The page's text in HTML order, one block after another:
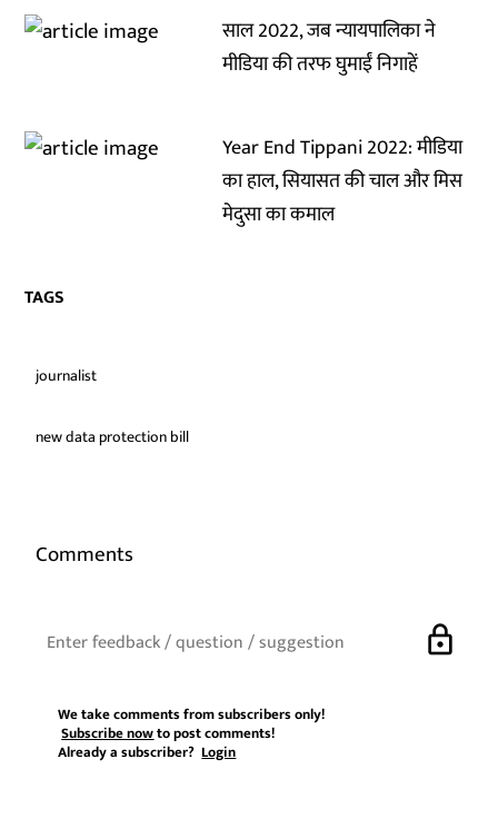
साल 2022, जब न्यायपालिका ने
मीडिया की तरफ घुमाईं निगाहें
Year End Tippani 2022: मीडिया
का हाल, सियासत की चाल और मिस
मेदुसा का कमाल
TAGS
journalist
new data protection bill
Comments
lock
We take comments from subscribers only!
Subscribe nowto post comments!
Already a subscriber?Login